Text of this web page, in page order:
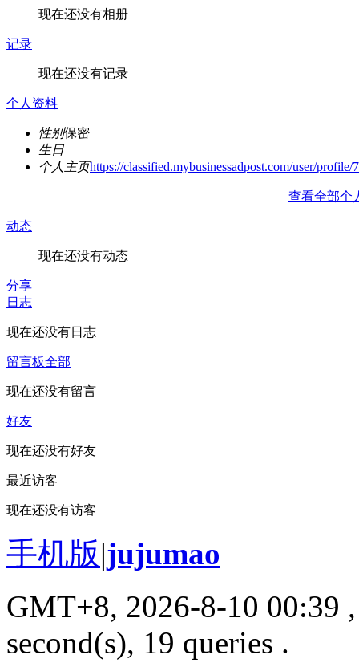
现在还没有相册
记录
现在还没有记录
个人资料
性别保密
生日
个人主页https://classified.mybusinessadpost.com/user/profile/
查看全部个
动态
现在还没有动态
分享
日志
现在还没有日志
留言板全部
现在还没有留言
好友
现在还没有好友
最近访客
现在还没有访客
手机版|jujumao
GMT+8, 2026-8-10 00:39
second(s), 19 queries .